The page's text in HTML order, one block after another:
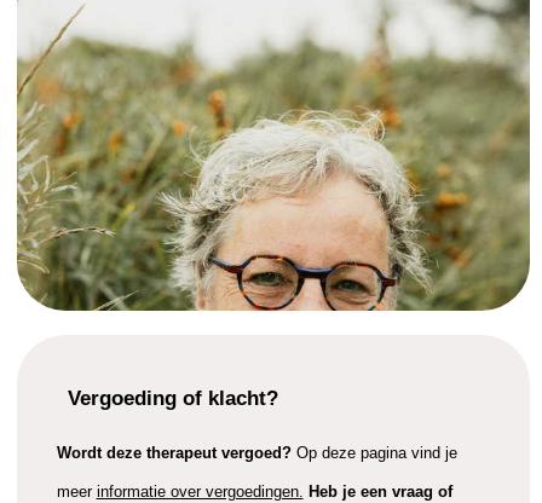
Vergoeding of klacht?
Wordt deze therapeut vergoed?Op deze pagina vind je
meer informatie over vergoedingen. Heb je een vraag of